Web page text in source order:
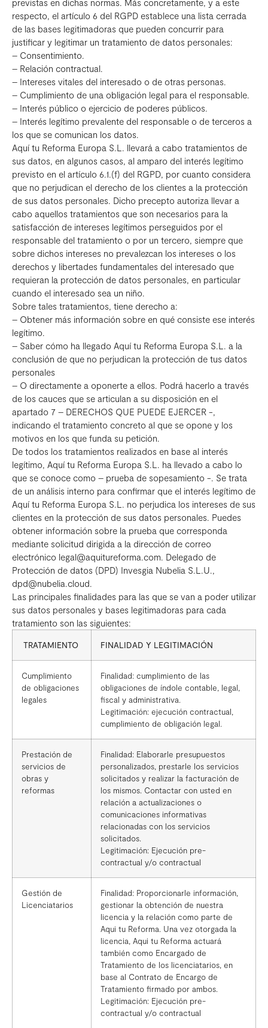
previstas en dichas normas. Más concretamente, y a este
respecto, el artículo 6 del RGPD establece una lista cerrada
de las bases legitimadoras que pueden concurrir para
justificar y legitimar un tratamiento de datos personales:
– Consentimiento.
– Relación contractual.
– Intereses vitales del interesado o de otras personas.
– Cumplimiento de una obligación legal para el responsable.
– Interés público o ejercicio de poderes públicos.
– Interés legítimo prevalente del responsable o de terceros a
los que se comunican los datos.
Aquí tu Reforma Europa S.L. llevará a cabo tratamientos de
sus datos, en algunos casos, al amparo del interés legítimo
previsto en el artículo 6.1.(f) del RGPD, por cuanto considera
que no perjudican el derecho de los clientes a la protección
de sus datos personales. Dicho precepto autoriza llevar a
cabo aquellos tratamientos que son necesarios para la
satisfacción de intereses legítimos perseguidos por el
responsable del tratamiento o por un tercero, siempre que
sobre dichos intereses no prevalezcan los intereses o los
derechos y libertades fundamentales del interesado que
requieran la protección de datos personales, en particular
cuando el interesado sea un niño.
Sobre tales tratamientos, tiene derecho a:
– Obtener más información sobre en qué consiste ese interés
legítimo.
– Saber cómo ha llegado Aquí tu Reforma Europa S.L. a la
conclusión de que no perjudican la protección de tus datos
personales
– O directamente a oponerte a ellos. Podrá hacerlo a través
de los cauces que se articulan a su disposición en el
apartado 7 – DERECHOS QUE PUEDE EJERCER -,
indicando el tratamiento concreto al que se opone y los
motivos en los que funda su petición.
De todos los tratamientos realizados en base al interés
legítimo, Aquí tu Reforma Europa S.L. ha llevado a cabo lo
que se conoce como – prueba de sopesamiento -. Se trata
de un análisis interno para confirmar que el interés legítimo de
Aquí tu Reforma Europa S.L. no perjudica los intereses de sus
clientes en la protección de sus datos personales. Puedes
obtener información sobre la prueba que corresponda
mediante solicitud dirigida a la dirección de correo
electrónico legal@aquitureforma.com. Delegado de
Protección de datos (DPD) Invesgia Nubelia S.L.U.,
dpd@nubelia.cloud.
Las principales finalidades para las que se van a poder utilizar
sus datos personales y bases legitimadoras para cada
tratamiento son las siguientes:
TRATAMIENTO FINALIDAD Y LEGITIMACIÓN
Cumplimiento
de obligaciones
legales
Finalidad: cumplimiento de las
obligaciones de índole contable, legal,
fiscal y administrativa.
Legitimación: ejecución contractual,
cumplimiento de obligación legal.
Prestación de
servicios de
obras y
reformas
Finalidad: Elaborarle presupuestos
personalizados, prestarle los servicios
solicitados y realizar la facturación de
los mismos. Contactar con usted en
relación a actualizaciones o
comunicaciones informativas
relacionadas con los servicios
solicitados.
Legitimación: Ejecución pre-
contractual y/o contractual
Gestión de
Licenciatarios
Finalidad: Proporcionarle información,
gestionar la obtención de nuestra
licencia y la relación como parte de
Aqui tu Reforma. Una vez otorgada la
licencia, Aqui tu Reforma actuará
también como Encargado de
Tratamiento de los licenciatarios, en
base al Contrato de Encargo de
Tratamiento firmado por ambos.
Legitimación: Ejecución pre-
contractual y/o contractual